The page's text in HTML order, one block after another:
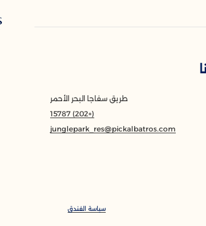
طريق سفاجا البحر الأحمر
(+202) 15787
junglepark_res@pickalbatros.com
سياسة الفندق